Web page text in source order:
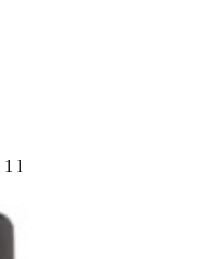
1 l